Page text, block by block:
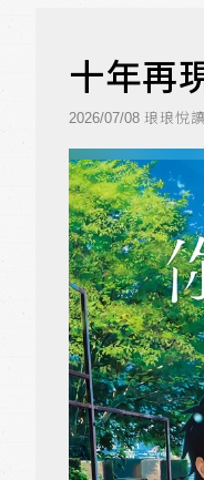
十年再
2026/07/08 琅琅悅